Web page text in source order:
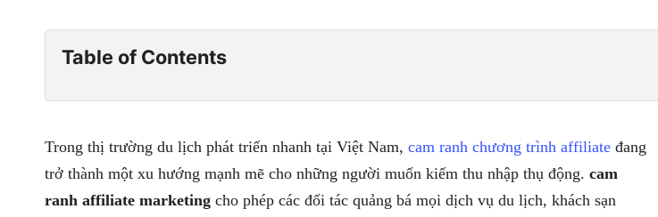
Table of Contents
Trong thị trường du lịch phát triển nhanh tại Việt Nam, cam ranh chương trình affiliate đang
trở thành một xu hướng mạnh mẽ cho những người muốn kiếm thu nhập thụ động. cam
ranh affiliate marketing cho phép các đối tác quảng bá mọi dịch vụ du lịch, khách sạn